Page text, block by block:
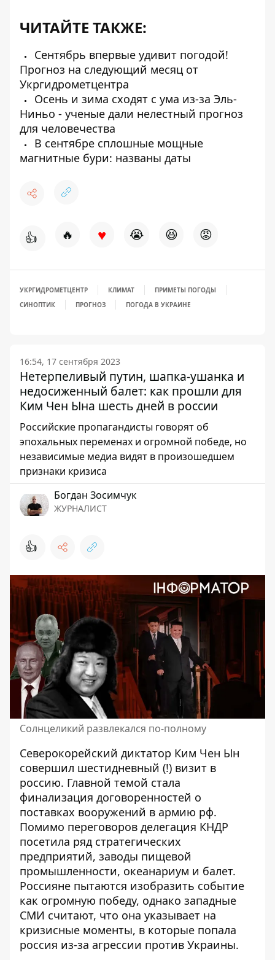
ЧИТАЙТЕ ТАКЖЕ:
Сентябрь впервые удивит погодой!
Прогноз на следующий месяц от
Укргидрометцентра
Осень и зима сходят с ума из-за Эль-
Ниньо - ученые дали нелестный прогноз
для человечества
В сентябре сплошные мощные
магнитные бури: названы даты
👍 🔥 ♥ 😭 😆 😡
УКРГИДРОМЕТЦЕНТР КЛИМАТ
ПРИМЕТЫ ПОГОДЫ
СИНОПТИК
ПРОГНОЗ ПОГОДА В УКРАИНЕ
16:54, 17 сентября 2023
Нетерпеливый путин, шапка-ушанка и
недосиженный балет: как прошли для
Ким Чен Ына шесть дней в россии
Российские пропагандисты говорят об
эпохальных переменах и огромной победе, но
независимые медиа видят в произошедшем
признаки кризиса
Богдан Зосимчук
ЖУРНАЛИСТ
👍
Солнцеликий развлекался по-полному
Северокорейский диктатор Ким Чен Ын
совершил шестидневный (!) визит в
россию. Главной темой стала
финализация договоренностей о
поставках вооружений в армию рф.
Помимо переговоров делегация КНДР
посетила ряд стратегических
предприятий, заводы пищевой
промышленности, океанариум и балет.
Россияне пытаются изобразить событие
как огромную победу, однако западные
СМИ считают, что она указывает на
кризисные моменты, в которые попала
россия из-за агрессии против Украины.